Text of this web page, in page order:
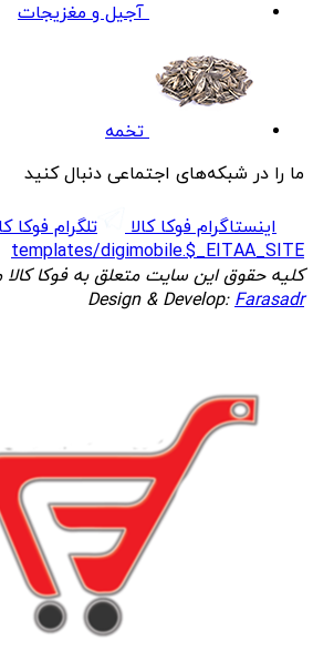
آجیل و مغزیجات
تخمه
ما را در شبکه‌های اجتماعی دنبال کنید
اینستاگرام فوکا کالا
تلگرام فوکا
templates/digimobile.$_EITAA_SITE
کلیه حقوق این سایت متعلق به فوکا
Design & Develop:Farasadr